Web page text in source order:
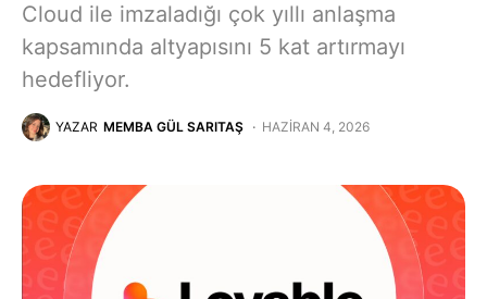
Cloud ile imzaladığı çok yıllı anlaşma
kapsamında altyapısını 5 kat artırmayı
hedefliyor.
YAZAR MEMBA GÜL SARITAŞ HAZIRAN 4, 2026